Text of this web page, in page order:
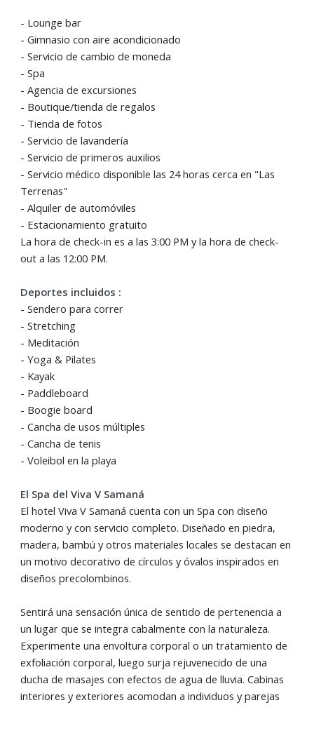
- Lounge bar
- Gimnasio con aire acondicionado
- Servicio de cambio de moneda
- Spa
- Agencia de excursiones
- Boutique/tienda de regalos
- Tienda de fotos
- Servicio de lavandería
- Servicio de primeros auxilios
- Servicio médico disponible las 24 horas cerca en "Las
Terrenas"
- Alquiler de automóviles
- Estacionamiento gratuito
La hora de check-in es a las 3:00 PM y la hora de check-
out a las 12:00 PM.
Deportes incluidos :
- Sendero para correr
- Stretching
- Meditación
- Yoga & Pilates
- Kayak
- Paddleboard
- Boogie board
- Cancha de usos múltiples
- Cancha de tenis
- Voleibol en la playa
El Spa del Viva V Samaná
El hotel Viva V Samaná cuenta con un Spa con diseño
moderno y con servicio completo. Diseñado en piedra,
madera, bambú y otros materiales locales se destacan en
un motivo decorativo de círculos y óvalos inspirados en
diseños precolombinos.
Sentirá una sensación única de sentido de pertenencia a
un lugar que se integra cabalmente con la naturaleza.
Experimente una envoltura corporal o un tratamiento de
exfoliación corporal, luego surja rejuvenecido de una
ducha de masajes con efectos de agua de lluvia. Cabinas
interiores y exteriores acomodan a individuos y parejas